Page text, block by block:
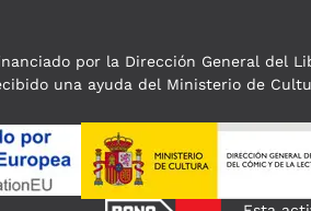
por la Dirección General del
una ayuda del Ministerio de